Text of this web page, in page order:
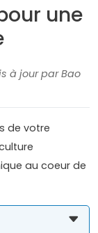
une
à jour par Bao
de votre
au coeur de